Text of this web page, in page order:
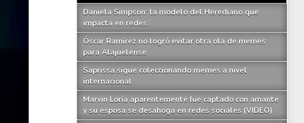
Daniela Simpson: la modelo del Herediano que
impacta en redes
Óscar Ramírez no logró evitar otra ola de memes
para Alajuelense
Saprissa sigue coleccionando memes a nivel
internacional
Marvin Loría aparentemente fue captado con amante
y su esposa se desahoga en redes sociales (VIDEO)